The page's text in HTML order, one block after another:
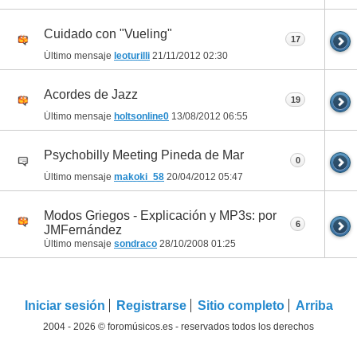
Cuidado con "Vueling"
Último mensaje leoturilli 21/11/2012 02:30
17
Acordes de Jazz
Último mensaje holtsonline0 13/08/2012 06:55
19
Psychobilly Meeting Pineda de Mar
Último mensaje makoki_58 20/04/2012 05:47
0
Modos Griegos - Explicación y MP3s: por
JMFernández
Último mensaje sondraco 28/10/2008 01:25
6
Iniciar sesión Registrarse Sitio completo Arriba
2004 - 2026 © foromúsicos.es - reservados todos los derechos